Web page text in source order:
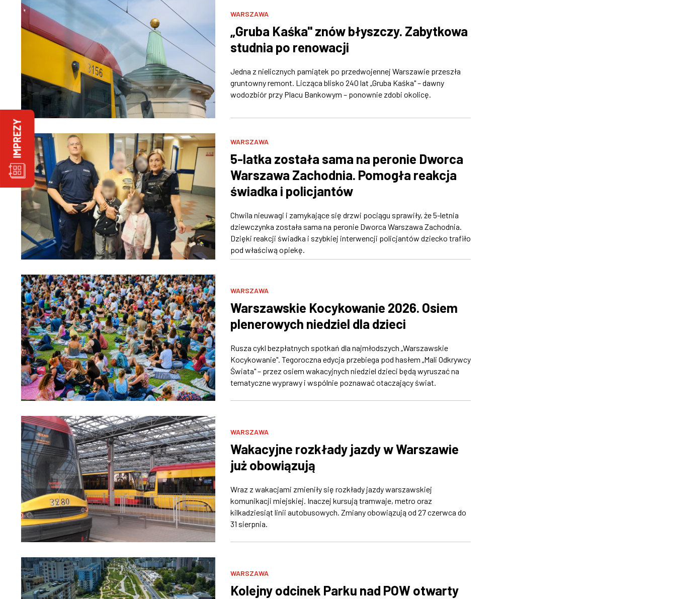
WARSZAWA
„Gruba Kaśka" znów błyszczy. Zabytkowa
studnia po renowacji
Jedna z nielicznych pamiątek po przedwojennej Warszawie przeszła
gruntowny remont. Licząca blisko 240 lat „Gruba Kaśka" – dawny
wodozbiór przy Placu Bankowym – ponownie zdobi okolicę.
WARSZAWA
5-latka została sama na peronie Dworca
Warszawa Zachodnia. Pomogła reakcja
świadka i policjantów
Chwila nieuwagi i zamykające się drzwi pociągu sprawiły, że 5-letnia
dziewczynka została sama na peronie Dworca Warszawa Zachodnia.
Dzięki reakcji świadka i szybkiej interwencji policjantów dziecko trafiło
pod właściwą opiekę.
WARSZAWA
Warszawskie Kocykowanie 2026. Osiem
plenerowych niedziel dla dzieci
Rusza cykl bezpłatnych spotkań dla najmłodszych „Warszawskie
Kocykowanie". Tegoroczna edycja przebiega pod hasłem „Mali Odkrywcy
Świata" – przez osiem wakacyjnych niedziel dzieci będą wyruszać na
tematyczne wyprawy i wspólnie poznawać otaczający świat.
WARSZAWA
Wakacyjne rozkłady jazdy w Warszawie
już obowiązują
Wraz z wakacjami zmieniły się rozkłady jazdy warszawskiej
komunikacji miejskiej. Inaczej kursują tramwaje, metro oraz
kilkadziesiąt linii autobusowych. Zmiany obowiązują od 27 czerwca do
31 sierpnia.
WARSZAWA
Kolejny odcinek Parku nad POW otwarty
IMPREZY